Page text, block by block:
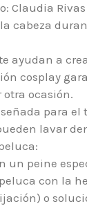
Claudia
cabeza
ayudan a
cosplay
ocasión.
para
lavar
un peine
con la
o